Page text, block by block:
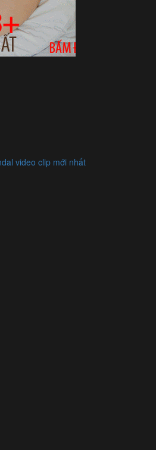
video clip mới nhất